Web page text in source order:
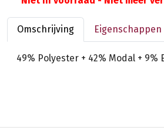
Omschrijving Eigenschappen
49% Polyester + 42% Modal + 9%